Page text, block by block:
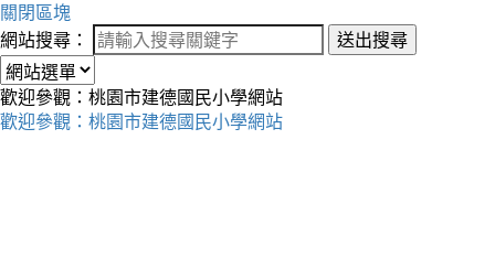
關閉區塊
網站搜尋：
送出搜尋
歡迎參觀：桃園市建德國民小學網站
歡迎參觀：桃園市建德國民小學網站